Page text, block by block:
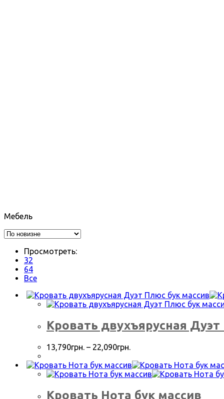
Мебель
Просмотреть:
32
64
Все
Кровать двухъярусная
13,790грн. – 22,090грн.
Кровать Нота бук массив